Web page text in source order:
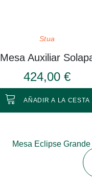
Stua
Mesa Auxiliar
424,00 €
AÑADIR A LA CESTA